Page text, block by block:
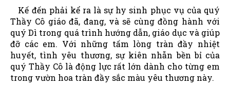
Kế đến phải kể ra là sự hy sinh phục vụ của quý
Thầy Cô giáo đã, đang, và sẽ cùng đồng hành với
quý Dì trong quá trình hướng dẫn, giáo dục và giúp
đỡ các em. Với những tấm lòng tràn đầy nhiệt
huyết, tình yêu thương, sự kiên nhẫn bền bỉ của
quý Thầy Cô là động lực rất lớn dành cho từng em
trong vườn hoa tràn đầy sắc màu yêu thương này.